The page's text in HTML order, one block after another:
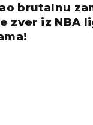
brutalnu
zver iz NBA